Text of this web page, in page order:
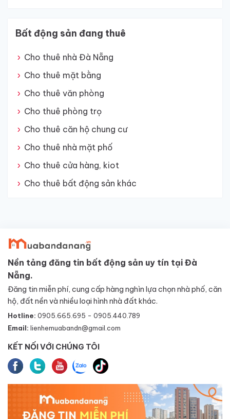
Bất động sản đang thuê
Cho thuê nhà Đà Nẵng
Cho thuê mặt bằng
Cho thuê văn phòng
Cho thuê phòng trọ
Cho thuê căn hộ chung cư
Cho thuê nhà mặt phố
Cho thuê cửa hàng, kiot
Cho thuê bất động sản khác
Nền tảng đăng tin bất động sản uy tín tại Đà
Nẵng.
Đăng tin miễn phí, cung cấp hàng nghìn lựa chọn nhà phố, căn
hộ, đất nền và nhiều loại hình nhà đất khác.
Hotline: 0905.665.695 - 0905.440.789
Email: lienhemuabandn@gmail.com
KẾT NỐI VỚI CHÚNG TÔI